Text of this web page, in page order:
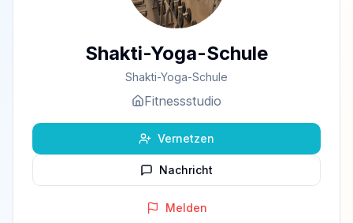
Shakti-Yoga-Schule
Shakti-Yoga-Schule
Fitnessstudio
Vernetzen
Nachricht
Melden